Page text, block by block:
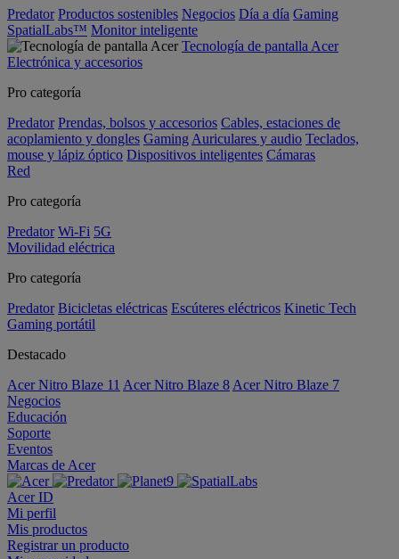
Predator Productos sostenibles Negocios Día a día Gaming
SpatialLabs™ Monitor inteligente
Tecnología de pantalla Acer
Electrónica y accesorios
Pro categoría
Predator Prendas, bolsos y accesorios Cables, estaciones de
acoplamiento y dongles Gaming Auriculares y audio Teclados,
mouse y lápiz óptico Dispositivos inteligentes Cámaras
Red
Pro categoría
Predator Wi-Fi 5G
Movilidad eléctrica
Pro categoría
Predator Bicicletas eléctricas Escúteres eléctricos Kinetic Tech
Gaming portátil
Destacado
Acer Nitro Blaze 11 Acer Nitro Blaze 8 Acer Nitro Blaze 7
Negocios
Educación
Soporte
Eventos
Marcas de Acer
Acer ID
Mi perfil
Mis productos
Registrar un producto